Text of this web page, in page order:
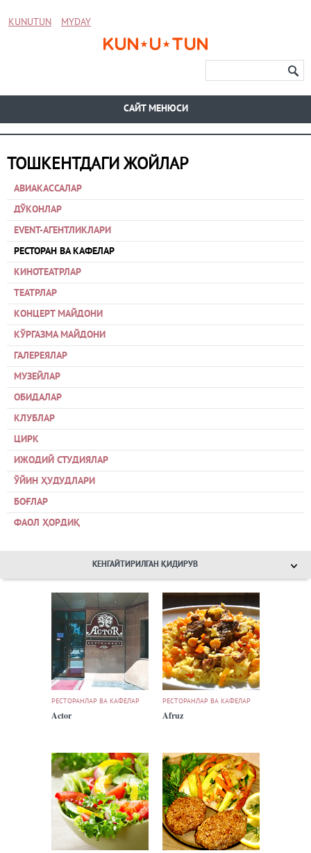
KUNUTUN MYDAY
CАЙТ МЕНЮСИ
ТОШКЕНТДАГИ ЖОЙЛАР
АВИАКАССАЛАР
ДЎКОНЛАР
EVENT-АГЕНТЛИКЛАРИ
РЕСТОРАН ВА КАФЕЛАР
КИНОТЕАТРЛАР
ТЕАТРЛАР
КОНЦЕРТ МАЙДОНИ
КЎРГАЗМА МАЙДОНИ
ГАЛЕРЕЯЛАР
МУЗЕЙЛАР
ОБИДАЛАР
КЛУБЛАР
ЦИРК
ИЖОДИЙ СТУДИЯЛАР
ЎЙИН ҲУДУДЛАРИ
БОҒЛАР
ФАОЛ ҲОРДИҚ
КЕНГАЙТИРИЛГАН ҚИДИРУВ
РЕСТОРАНЛАР ВА КАФЕЛАР
Actor
РЕСТОРАНЛАР ВА КАФЕЛАР
Afruz